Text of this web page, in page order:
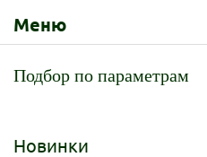
Меню
Подбор по параметрам
Новинки